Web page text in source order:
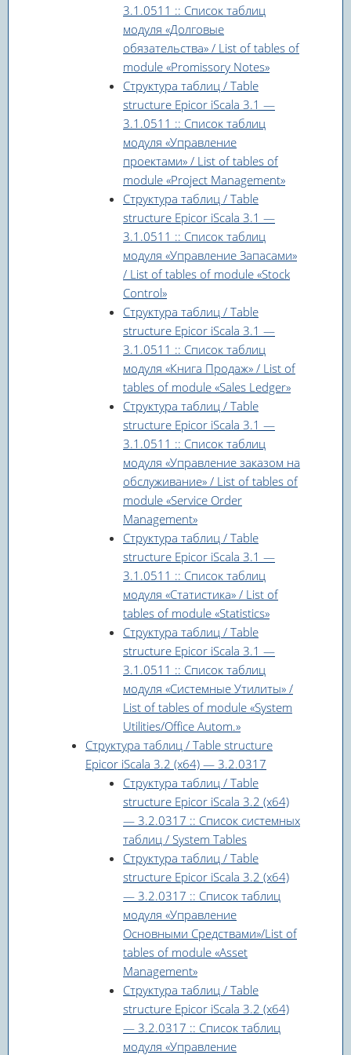
3.1.0511 :: Список таблиц
модуля «Долговые
обязательства» / List of tables of
module «Promissory Notes»
Структура таблиц / Table
structure Epicor iScala 3.1 —
3.1.0511 :: Список таблиц
модуля «Управление
проектами» / List of tables of
module «Project Management»
Структура таблиц / Table
structure Epicor iScala 3.1 —
3.1.0511 :: Список таблиц
модуля «Управление Запасами»
/ List of tables of module «Stock
Control»
Структура таблиц / Table
structure Epicor iScala 3.1 —
3.1.0511 :: Список таблиц
модуля «Книга Продаж» / List of
tables of module «Sales Ledger»
Структура таблиц / Table
structure Epicor iScala 3.1 —
3.1.0511 :: Список таблиц
модуля «Управление заказом на
обслуживание» / List of tables of
module «Service Order
Management»
Структура таблиц / Table
structure Epicor iScala 3.1 —
3.1.0511 :: Список таблиц
модуля «Статистика» / List of
tables of module «Statistics»
Структура таблиц / Table
structure Epicor iScala 3.1 —
3.1.0511 :: Список таблиц
модуля «Системные Утилиты» /
List of tables of module «System
Utilities/Office Autom.»
Структура таблиц / Table structure
Epicor iScala 3.2 (x64) — 3.2.0317
Структура таблиц / Table
structure Epicor iScala 3.2 (x64)
— 3.2.0317 :: Список системных
таблиц / System Tables
Структура таблиц / Table
structure Epicor iScala 3.2 (x64)
— 3.2.0317 :: Список таблиц
модуля «Управление
Основными Средствами»/List of
tables of module «Asset
Management»
Структура таблиц / Table
structure Epicor iScala 3.2 (x64)
— 3.2.0317 :: Список таблиц
модуля «Управление